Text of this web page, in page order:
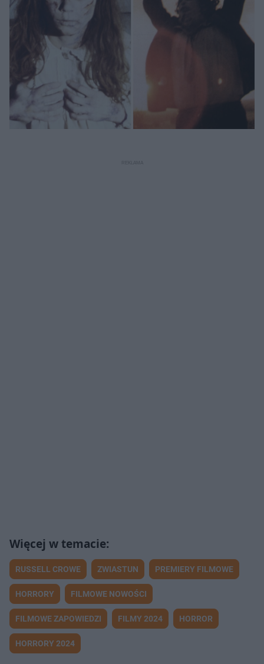
RUSSELL CROWE ZWIASTUN PREMIERY FILMOWE
HORRORY FILMOWE NOWOŚCI
FILMOWE ZAPOWIEDZI FILMY 2024 HORROR
HORRORY 2024